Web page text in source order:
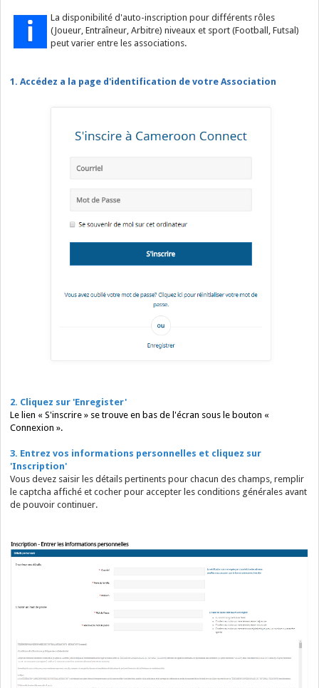
La disponibilité d'auto-inscription pour différents rôles
(Joueur, Entraîneur, Arbitre) niveaux et sport (Football, Futsal)
peut varier entre les associations.
1. Accédez a la page d'identification de votre Association
2. Cliquez sur 'Enregister'
Le lien « S'inscrire » se trouve en bas de l'écran sous le bouton «
Connexion ».
3. Entrez vos informations personnelles et cliquez sur
'Inscription'
Vous devez saisir les détails pertinents pour chacun des champs, remplir
le captcha affiché et cocher pour accepter les conditions générales avant
de pouvoir continuer.